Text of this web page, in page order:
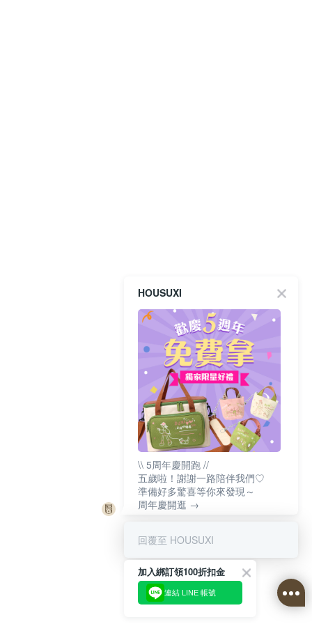
HOUSUXI
\\ 5周年慶開跑 //
五歲啦！謝謝一路陪伴我們♡
準備好多驚喜等你來發現～
周年慶開逛 →
回覆至 HOUSUXI
加入綁訂領100折扣金
連結 LINE 帳號